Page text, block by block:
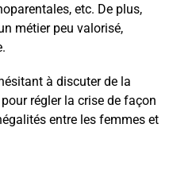
etc. De plus,
métier peu valorisé,
à discuter de la
régler la crise de façon
entre les femmes et